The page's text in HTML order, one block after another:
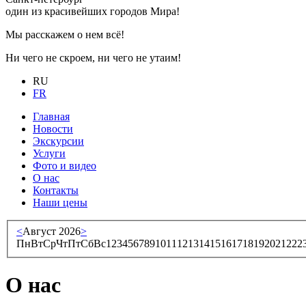
один из красивейших городов Мира!
Мы расскажем о нем всё!
Ни чего не скроем, ни чего не утаим!
RU
FR
Главная
Новости
Экскурсии
Услуги
Фото и видео
О нас
Контакты
Наши цены
<Август 2026>
ПнВтСрЧтПтСбВс1 234567891011 12131415161718192021 22
О нас